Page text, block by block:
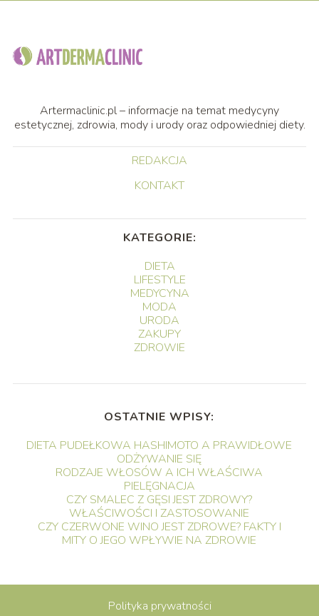
Artermaclinic.pl – informacje na temat medycyny
estetycznej, zdrowia, mody i urody oraz odpowiedniej diety.
REDAKCJA
KONTAKT
KATEGORIE:
DIETA
LIFESTYLE
MEDYCYNA
MODA
URODA
ZAKUPY
ZDROWIE
OSTATNIE WPISY:
DIETA PUDEŁKOWA HASHIMOTO A PRAWIDŁOWE
ODŻYWANIE SIĘ
RODZAJE WŁOSÓW A ICH WŁAŚCIWA
PIELĘGNACJA
CZY SMALEC Z GĘSI JEST ZDROWY?
WŁAŚCIWOŚCI I ZASTOSOWANIE
CZY CZERWONE WINO JEST ZDROWE? FAKTY I
MITY O JEGO WPŁYWIE NA ZDROWIE
Polityka prywatności